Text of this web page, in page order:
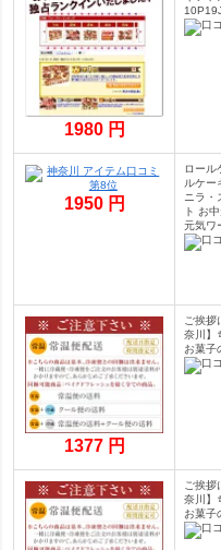
1980 円
1950 円
ロール
ルケー
ニラ・
ト お
元気ワ
1377 円
ご挨拶
奈川】
お菓子
ご挨拶
奈川】
お菓子